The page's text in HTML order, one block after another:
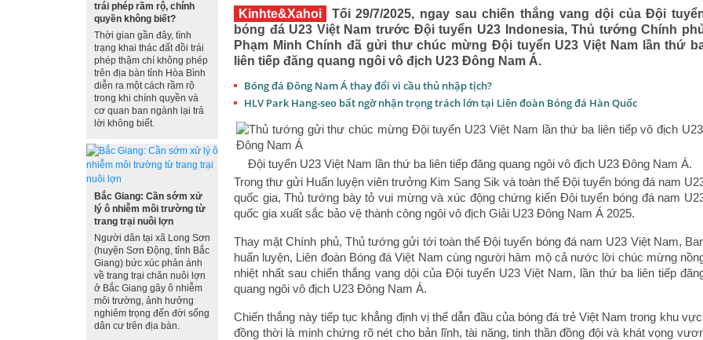
trái phép rầm rộ, chính
quyền không biết?
Thời gian gần đây, tình
trạng khai thác đất đồi trái
phép thậm chí không phép
trên địa bàn tỉnh Hòa Bình
diễn ra một cách rầm rộ
trong khi chính quyền và
cơ quan ban ngành lại trả
lời không biết.
Bắc Giang: Cần sớm xử
lý ô nhiễm môi trường từ
trang trại nuôi lợn
Người dân tại xã Long Sơn
(huyện Sơn Động, tỉnh Bắc
Giang) bức xúc phản ánh
về trang trại chăn nuôi lợn
ở Bắc Giang gây ô nhiễm
môi trường, ảnh hưởng
nghiêm trọng đến đời sống
dân cư trên địa bàn.
Kinhte&Xahoi
Tối 29/7/2025, ngay sau chiến thắng vang dội của Đội
bóng đá U23 Việt Nam trước Đội tuyển U23 Indonesia, Thủ tướng Chính
Phạm Minh Chính đã gửi thư chúc mừng Đội tuyển U23 Việt Nam lần thứ
liên tiếp đăng quang ngôi vô địch U23 Đông Nam Á.
Bóng đá Đông Nam Á thay đổi vì cầu thủ nhập tịch?
HLV Park Hang-seo bất ngờ nhận trọng trách lớn tại Liên đoàn Bóng đá Hàn Quốc
Đội tuyển U23 Việt Nam lần thứ ba liên tiếp đăng quang ngôi vô địch U23 Đông Nam Á.
Trong thư gửi Huấn luyện viên trưởng Kim Sang Sik và toàn thể Đội tuyển bóng đá nam
quốc gia, Thủ tướng bày tỏ vui mừng và xúc động chứng kiến Đội tuyển bóng đá nam
quốc gia xuất sắc bảo vệ thành công ngôi vô địch Giải U23 Đông Nam Á 2025.
Thay mặt Chính phủ, Thủ tướng gửi tới toàn thể Đội tuyển bóng đá nam U23 Việt Nam,
huấn luyện, Liên đoàn Bóng đá Việt Nam cùng người hâm mộ cả nước lời chúc mừng
nhiệt nhất sau chiến thắng vang dội của Đội tuyển U23 Việt Nam, lần thứ ba liên tiếp
quang ngôi vô địch U23 Đông Nam Á.
Chiến thắng này tiếp tục khẳng định vị thế dẫn đầu của bóng đá trẻ Việt Nam trong khu
đồng thời là minh chứng rõ nét cho bản lĩnh, tài năng, tinh thần đồng đội và khát vọng